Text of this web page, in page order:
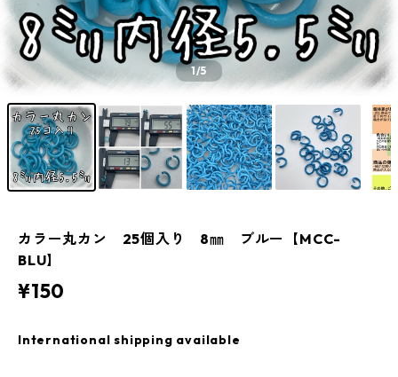
1/5
カラー丸カン 25個入り 8㎜ ブルー【MCC-
BLU】
¥150
International shipping available